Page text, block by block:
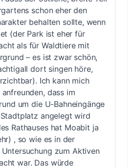
schon eher den
behalten sollte, wenn
(der Park ist eher für
als für Waldtiere mit
– es ist zwar schön,
dort singen höre,
Ich kann mich
dass im
um die U-Bahneingänge
angelegt wird
Rathauses hat Moabit ja
, so wie es in der
zum Aktiven
war. Das würde